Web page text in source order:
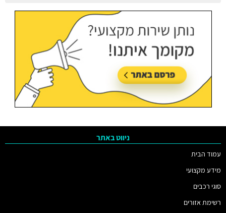
ניווט באתר
עמוד הבית
מידע מקצועי
סוגי רכבים
רשימת אזורים